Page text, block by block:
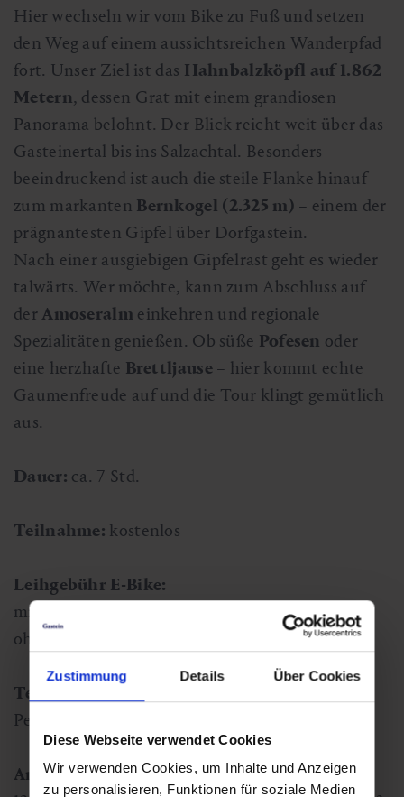
Zustimmung Details Über Cookies
Diese Webseite verwendet Cookies
Wir verwenden Cookies, um Inhalte und Anzeigen
zu personalisieren, Funktionen für soziale Medien
Hier wechseln wir vom Bike zu Fuß und setzen
den Weg auf einem aussichtsreichen Wanderpfad
fort. Unser Ziel ist das Hahnbalzköpfl auf 1.862
Metern, dessen Grat mit einem grandiosen
Panorama belohnt. Der Blick reicht weit über das
Gasteinertal bis ins Salzachtal. Besonders
beeindruckend ist auch die steile Flanke hinauf
zum markanten Bernkogel (2.325 m) – einem der
prägnantesten Gipfel über Dorfgastein.
Nach einer ausgiebigen Gipfelrast geht es wieder
talwärts. Wer möchte, kann zum Abschluss auf
der Amoseralm einkehren und regionale
Spezialitäten genießen. Ob süße Pofesen oder
eine herzhafte Brettljause– hier kommt echte
Gaumenfreude auf und die Tour klingt gemütlich
aus.
Dauer: ca. 7 Std.
Teilnahme: kostenlos
Leihgebühr E-Bike:
mit Gastein Card: € 40,00
ohne Gastein Card: € 45,00
Teilnehmeranzahl:
Personen
Anmeldung und Information:bis Donnerstag